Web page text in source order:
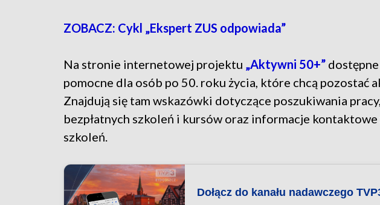
ZOBACZ: Cykl „Ekspert ZUS odpowiada”
Na stronie internetowej projektu „Aktywni 50+”
pomocne dla osób po 50. roku życia, które chcą pozostać
Znajdują się tam wskazówki dotyczące poszukiwania
bezpłatnych szkoleń i kursów oraz informacje
szkoleń.
Dołącz do kanału nadawczego